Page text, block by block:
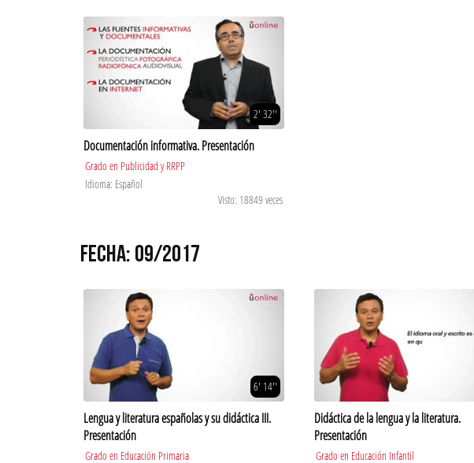
2' 32''
Documentación informativa. Presentación
Grado en Publicidad y RRPP
Idioma: Español
Visto: 18849 veces
FECHA: 09/2017
6' 14''
Lengua y literatura españolas y su didáctica III.
Presentación
Grado en Educación Primaria
Didáctica de la lengua y la literatura.
Presentación
Grado en Educación Infantil